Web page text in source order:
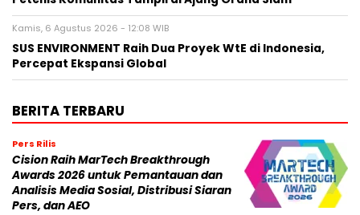
Kamis, 6 Agustus 2026 - 12:08 WIB
SUS ENVIRONMENT Raih Dua Proyek WtE di Indonesia,
Percepat Ekspansi Global
BERITA TERBARU
Pers Rilis
Cision Raih MarTech Breakthrough
Awards 2026 untuk Pemantauan dan
Analisis Media Sosial, Distribusi Siaran
Pers, dan AEO